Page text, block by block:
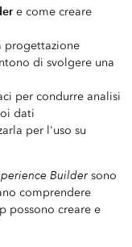
e come creare
progettazione
di svolgere una
per condurre analisi
dati
per l'uso su
Buildersono
comprendere
possono creare e